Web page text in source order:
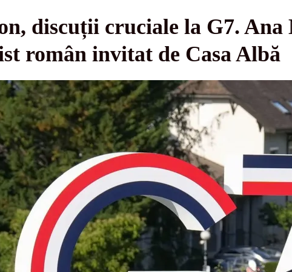
discuții cruciale la G7.
român invitat de Casa Albă